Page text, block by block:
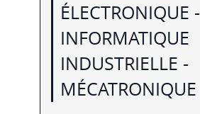
ÉLECTRONIQUE -
INFORMATIQUE
INDUSTRIELLE -
MÉCATRONIQUE